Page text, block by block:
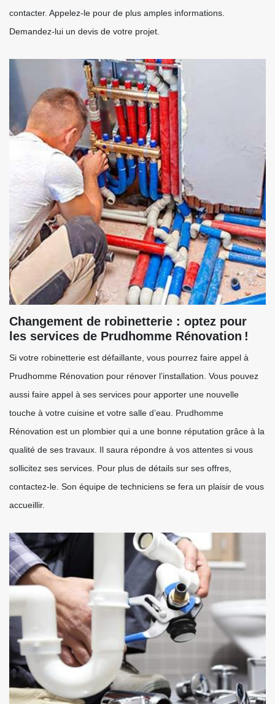
contacter. Appelez-le pour de plus amples informations.
Demandez-lui un devis de votre projet.
Changement de robinetterie : optez pour
les services de Prudhomme Rénovation !
Si votre robinetterie est défaillante, vous pourrez faire appel à
Prudhomme Rénovation pour rénover l’installation. Vous pouvez
aussi faire appel à ses services pour apporter une nouvelle
touche à votre cuisine et votre salle d’eau. Prudhomme
Rénovation est un plombier qui a une bonne réputation grâce à la
qualité de ses travaux. Il saura répondre à vos attentes si vous
sollicitez ses services. Pour plus de détails sur ses offres,
contactez-le. Son équipe de techniciens se fera un plaisir de vous
accueillir.